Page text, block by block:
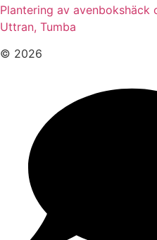
Plantering av
Uttran, Tumba
© 2026